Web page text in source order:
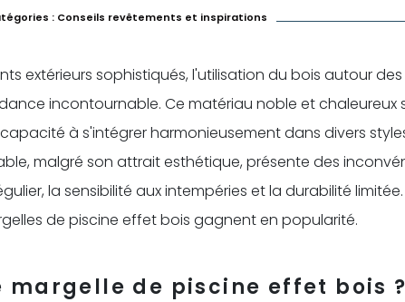
: Conseils revêtements et inspirations
extérieurs sophistiqués, l'utilisation du bois autour des
incontournable. Ce matériau noble et chaleureux
à s'intégrer harmonieusement dans divers
malgré son attrait esthétique, présente des
la sensibilité aux intempéries et la durabilité
de piscine effet bois gagnent en popularité.
margelle de piscine effet bois ?